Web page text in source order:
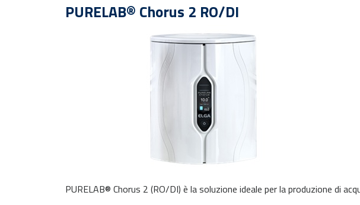
PURELAB® Chorus 2 RO/DI
PURELAB® Chorus 2 (RO/DI) è la soluzione ideale per la produzione di